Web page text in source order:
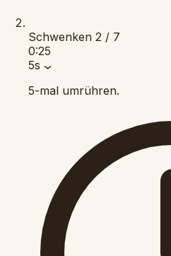
Schwenken 2 / 7
0:25
5s
5-mal umrühren.